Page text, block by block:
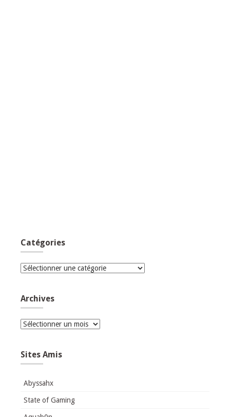
Catégories
Catégories
Archives
Archives
Sites Amis
Abyssahx
State of Gaming